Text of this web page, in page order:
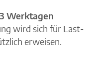
Werktagen
wird sich für Last-
erweisen.